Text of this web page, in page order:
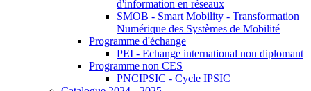
d'information en réseaux
SMOB - Smart Mobility - Transformation
Numérique des Systèmes de Mobilité
Programme d'échange
PEI - Echange international non diplomant
Programme non CES
PNCIPSIC - Cycle IPSIC